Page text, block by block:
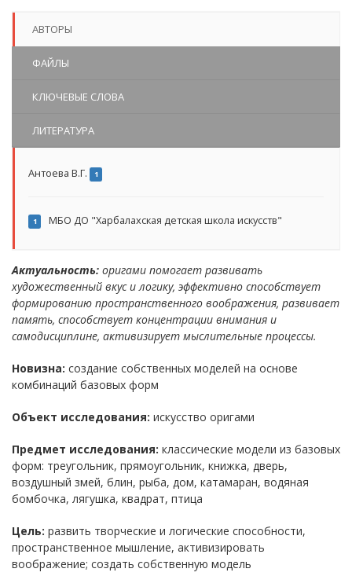
АВТОРЫ
ФАЙЛЫ
КЛЮЧЕВЫЕ СЛОВА
ЛИТЕРАТУРА
Антоева В.Г. 1
1 МБО ДО "Харбалахская детская школа искусств"
Актуальность: оригами помогает развивать
художественный вкус и логику, эффективно способствует
формированию пространственного воображения, развивает
память, способствует концентрации внимания и
самодисциплине, активизирует мыслительные процессы.
Новизна: создание собственных моделей на основе
комбинаций базовых форм
Объект исследования: искусство оригами
Предмет исследования: классические модели из базовых
форм: треугольник, прямоугольник, книжка, дверь,
воздушный змей, блин, рыба, дом, катамаран, водяная
бомбочка, лягушка, квадрат, птица
Цель: развить творческие и логические способности,
пространственное мышление, активизировать
воображение; создать собственную модель